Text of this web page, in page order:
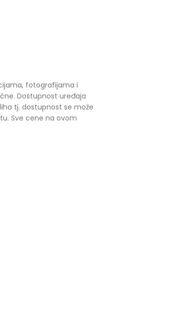
fotografijama i
Dostupnost uređaja
tj. dostupnost se može
Sve cene na ovom